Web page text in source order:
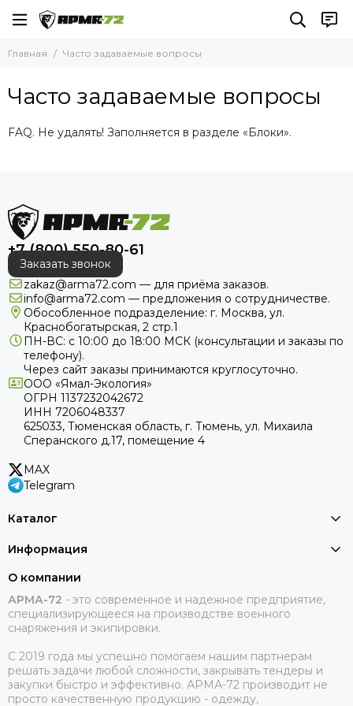
Главная Часто задаваемые вопросы
Часто задаваемые вопросы
FAQ. Не удалять! Заполняется в разделе «Блоки».
+7 (800) 550-80-61
Заказать звонок
zakaz@arma72.com — для приёма заказов.
info@arma72.com — предложения о сотрудничестве.
Обособленное подразделение: г. Москва, ул.
Краснобогатырская, 2 стр.1
ПН-ВС: с 10:00 до 18:00 МСК (консультации и заказы по
телефону).
Через сайт заказы принимаются круглосуточно.
ООО «Ямал-Экология»
ОГРН 1137232042672
ИНН 7206048337
625033, Тюменская область, г. Тюмень, ул. Михаила
Сперанского д.17, помещение 4
MAX
Telegram
Каталог
Информация
О компании
АРМА-72 - это современное и надежное предприятие,
специализирующееся на производстве военного
снаряжения и экипировки.
С 2019 года мы успешно помогаем нашим партнерам
решать задачи любой сложности, закрывать тендеры и
закупки быстро и эффективно. АРМА-72 производит не
просто качественную продукцию - одежду,